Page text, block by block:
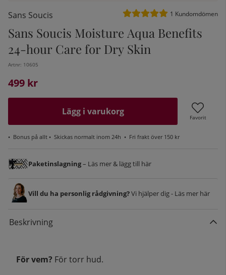
Sans Soucis Medelbetyg 5 av 5 Antal
1 Kundomdömen
Sans Soucis Moisture Aqua Benefits
24-hour Care for Dry Skin
Artnr: 10605
499 kr
Lägg i varukorg
Favorit
• Bonus på allt • Skickas normalt inom 24h • Fri frakt över 150 kr
Paketinslagning– Läs mer & lägg till här
Vill du ha personlig rådgivning?Vi hjälper dig - Läs mer här
Beskrivning
För vem? För torr hud.